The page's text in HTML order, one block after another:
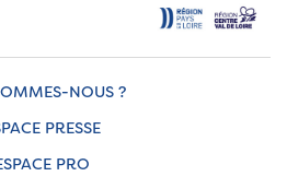
NOUS ?
PRESSE
PRO